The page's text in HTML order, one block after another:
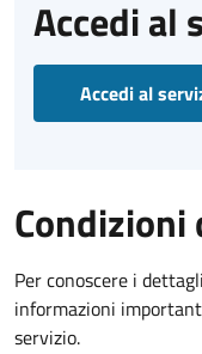
Accedi al
Accedi al
Condizioni
Per conoscere i
informazioni
servizio.